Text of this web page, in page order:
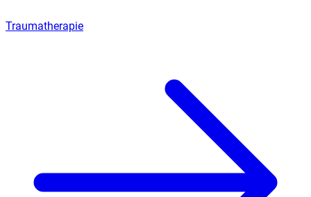
Traumatherapie